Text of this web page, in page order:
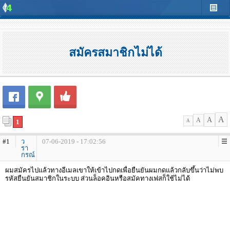
สมัครสมาชิกไม่ได้
1 A A A A
#1
ว
รา
กรณ์
07-06-2019 - 17:02:56
ผมสมัครไปแล้วทางอีเมลเขาให้เข้าไปกดเพื่อยืนยันผมกดแล้วกลับขึ้นว่าไม่พบ
รหัสยืนยันสมาชิกในระบบ ส่วนล็อคอินหรือสมัคทางเฟสก็ใช้ไม่ได้